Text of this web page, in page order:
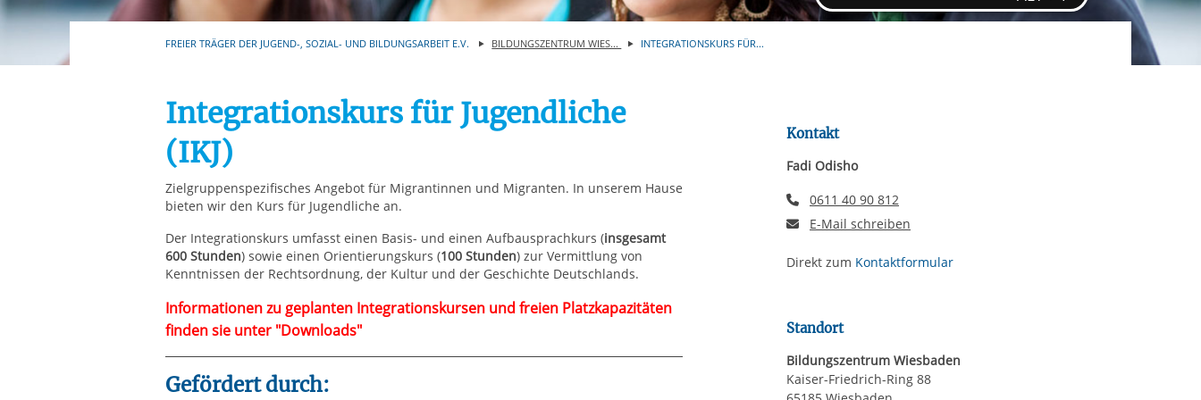
Ihre etwaige Einwilligung erstreckt sich nicht auf notwendige Cookies, die erforderlich zur Bereitstellung
aufgrund berechtigter Interessen und daher unabhängig von einer Einwilligung.
Automatische Wiedergabe starten/stoppen
FREIER TRÄGER DER JUGEND-, SOZIAL- UND BILDUNGSARBEIT E.V. BILDUNGSZENTRUM WIES... INTEGRATIONSKURS FÜR...
Integrationskurs für Jugendliche
(IKJ)
Zielgruppenspezifisches Angebot für Migrantinnen und Migranten. In unserem Hause
bieten wir den Kurs für Jugendliche an.
Der Integrationskurs umfasst einen Basis- und einen Aufbausprachkurs (insgesamt
600 Stunden) sowie einen Orientierungskurs (100 Stunden) zur Vermittlung von
Kenntnissen der Rechtsordnung, der Kultur und der Geschichte Deutschlands.
Informationen zu geplanten Integrationskursen und freien Platzkapazitäten
finden sie unter "Downloads"
Gefördert durch:
Kontakt
Fadi Odisho
Telefonnummer
0611 40 90 812
E-Mail schreiben
Direkt zum Kontaktformular
Standort
Bildungszentrum Wiesbaden
Kaiser-Friedrich-Ring 88